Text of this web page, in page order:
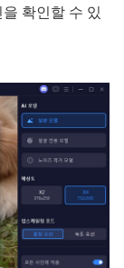
확인할 수 있